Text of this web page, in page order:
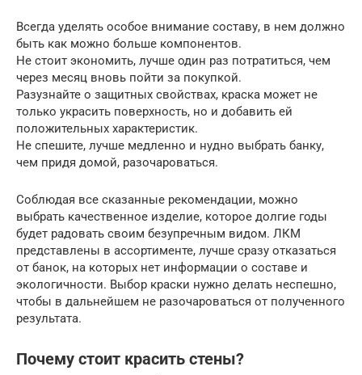
Всегда уделять особое внимание составу, в нем должно
быть как можно больше компонентов.
Не стоит экономить, лучше один раз потратиться, чем
через месяц вновь пойти за покупкой.
Разузнайте о защитных свойствах, краска может не
только украсить поверхность, но и добавить ей
положительных характеристик.
Не спешите, лучше медленно и нудно выбрать банку,
чем придя домой, разочароваться.
Соблюдая все сказанные рекомендации, можно
выбрать качественное изделие, которое долгие годы
будет радовать своим безупречным видом. ЛКМ
представлены в ассортименте, лучше сразу отказаться
от банок, на которых нет информации о составе и
экологичности. Выбор краски нужно делать неспешно,
чтобы в дальнейшем не разочароваться от полученного
результата.
Почему стоит красить стены?